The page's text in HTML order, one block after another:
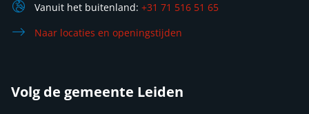
Vanuit het buitenland: +31 71 516 51 65
Naar locaties en openingstijden
Volg de gemeente Leiden